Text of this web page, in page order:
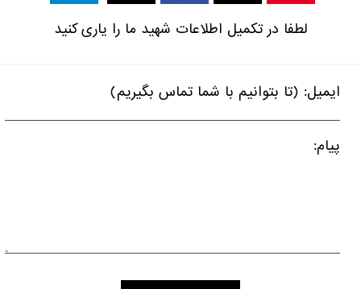
لطفا در تکمیل اطلاعات شهید ما را یاری کنید
ایمیل: (تا بتوانیم با شما تماس بگیریم)
پیام: